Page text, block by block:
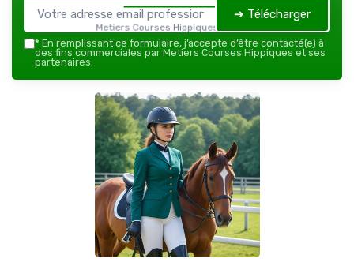
Metiers Courses Hippiques — 2026
➔ Télécharger
* En remplissant ce formulaire, j’accepte d’être contacté(e) à
des fins commerciales par Metiers Courses Hippiques et ses
partenaires.